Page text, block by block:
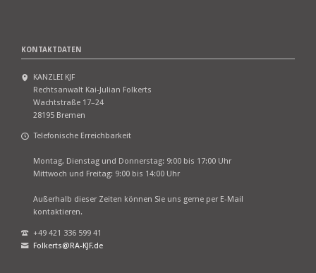
Kreuzfahrt-
KONTAKTDATEN
KANZLEI KJF
Rechtsanwalt Kai-Julian Folkerts
Wachtstraße 17–24
28195 Bremen
Telefonische Erreichbarkeit
Montag, Dienstag und Donnerstag: 9:00 bis 17:00 Uhr
Mittwoch und Freitag: 9:00 bis 14:00 Uhr
Außerhalb dieser Zeiten können Sie uns gerne per E-Mail
kontaktieren.
+49 421 336 599 41
Folkerts@RA-KJF.de